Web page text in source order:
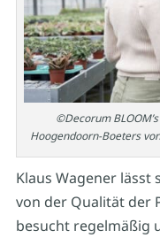
©Decorum
Hoogendoorn-Boeters
Klaus Wagener
von der Qualität der
besucht regelmäßig